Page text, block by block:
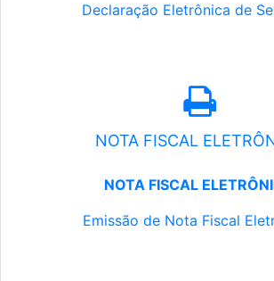
Declaração Eletrônica de
NOTA FISCAL
NOTA FISCAL
Emissão de Nota Fiscal